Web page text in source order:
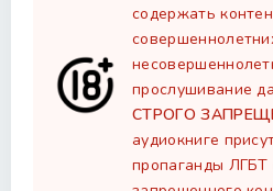
содержать
прослушивание
СТРОГО
аудиокниге
пропаганды ЛГБТ